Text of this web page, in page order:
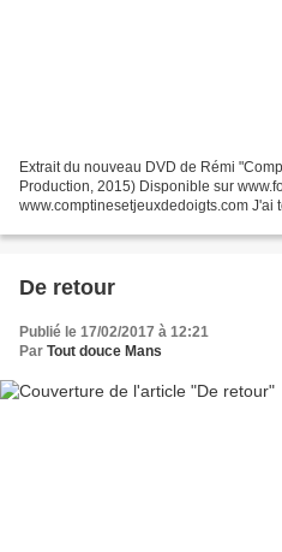
Extrait du nouveau DVD de Rémi
Production, 2015) Disponible sur
www.comptinesetjeuxdedoigts.com J'ai
De retour
Publié le 17/02/2017 à 12:21
Par Tout douce Mans